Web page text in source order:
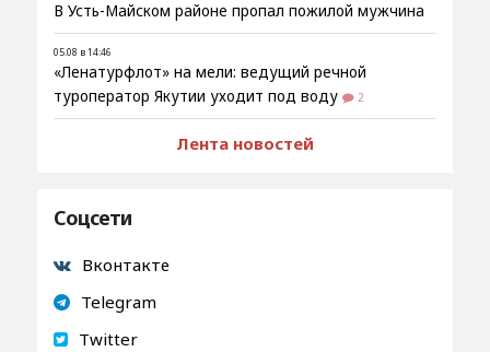
В Усть-Майском районе пропал пожилой мужчина
05.08 в 14:46
«Ленатурфлот» на мели: ведущий речной
туроператор Якутии уходит под воду
2
Лента новостей
Соцсети
Вконтакте
Telegram
Twitter